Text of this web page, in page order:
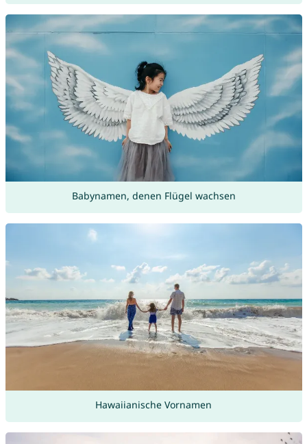
Babynamen, denen Flügel wachsen
Hawaiianische Vornamen